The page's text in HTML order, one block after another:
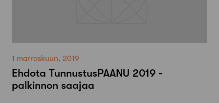
1 marraskuun, 2019
Ehdota TunnustusPAANU 2019 -
palkinnon saajaa